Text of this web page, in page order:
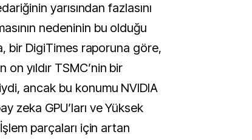
yarısından fazlasını
nedeninin bu olduğu
bir DigiTimes raporuna göre,
yıldır TSMC’nin bir
ancak bu konumu NVIDIA
zeka GPU’ları ve Yüksek
parçaları için artan